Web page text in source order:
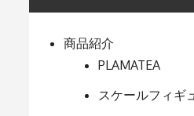
商品紹介
PLAMATEA
スケールフィギ